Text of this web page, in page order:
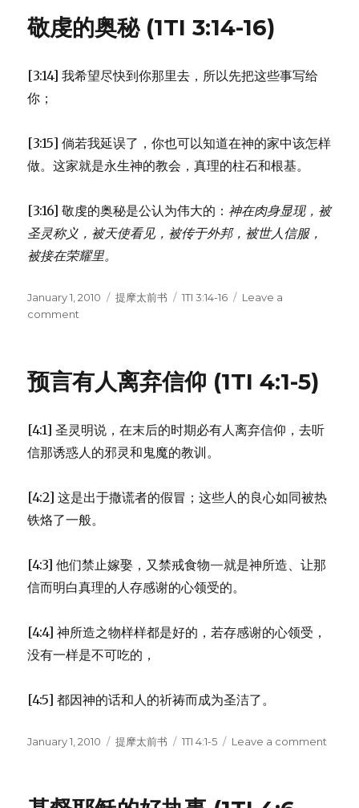
资
3:8-
敬虔的奥秘 (1TI 3:14-16)
[3:14] 我希望尽快到你那里去，所以先把这些事写给
你；
[3:15] 倘若我延误了，你也可以知道在神的家中该怎样
做。这家就是永生神的教会，真理的柱石和根基。
[3:16] 敬虔的奥秘是公认为伟大的： 神在肉身显现， 被
圣灵称义， 被天使看见， 被传于外邦， 被世人信服，
被接在荣耀里。
Posted
on
January 1, 2010 Categories
提摩太前书 Tags
1TI 3:14-16
Leave a
comment
奥
3:14-
16)
预言有人离弃信仰 (1TI 4:1-5)
[4:1] 圣灵明说，在末后的时期必有人离弃信仰，去听
信那诱惑人的邪灵和鬼魔的教训。
[4:2] 这是出于撒谎者的假冒；这些人的良心如同被热
铁烙了一般。
[4:3] 他们禁止嫁娶，又禁戒食物—就是神所造、让那
信而明白真理的人存感谢的心领受的。
[4:4] 神所造之物样样都是好的，若存感谢的心领受，
没有一样是不可吃的，
[4:5] 都因神的话和人的祈祷而成为圣洁了。
Posted
January 1, 2010 Categories
提摩太前书 Tags
1TI 4:1-5 Leave a comment